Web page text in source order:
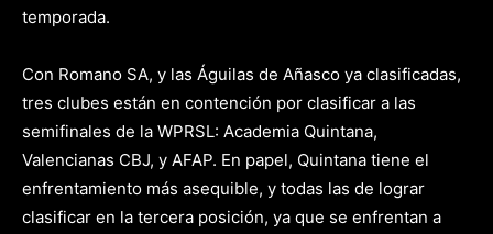
temporada.
Con Romano SA, y las Águilas de Añasco ya clasificadas,
tres clubes están en contención por clasificar a las
semifinales de la WPRSL: Academia Quintana,
Valencianas CBJ, y AFAP. En papel, Quintana tiene el
enfrentamiento más asequible, y todas las de lograr
clasificar en la tercera posición, ya que se enfrentan a